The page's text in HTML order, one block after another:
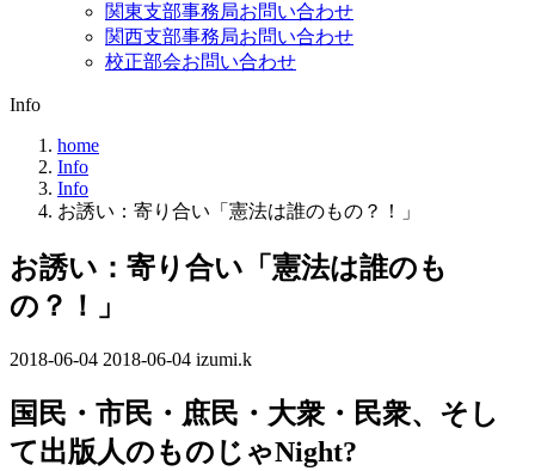
関東支部事務局お問い合わせ
関西支部事務局お問い合わせ
校正部会お問い合わせ
Info
home
Info
Info
お誘い：寄り合い「憲法は誰のもの？！」
お誘い：寄り合い「憲法は誰のも
の？！」
2018-06-04 最
更
新
日
2018-06-04 izumi.k
国民・市民・庶民・大衆・民衆、そし
て出版人のものじゃNight?